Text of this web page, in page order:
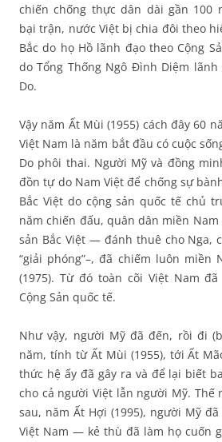
chiến chống thực dân dài gần 100
bại trận, nước Việt bị chia đôi theo
Bắc do họ Hồ lãnh đạo theo Cộng
do Tổng Thống Ngô Ðình Diệm
Do.
Vậy năm Ất Mùi (1955) cách đây 60
Việt Nam là năm bắt đầu có cuộc
Do phôi thai. Người Mỹ và đồng
đồn tự do Nam Việt để chống sự
Bắc Việt do cộng sản quốc tế chủ
năm chiến đấu, quân dân miền
sản Bắc Việt — đánh thuê cho Nga,
“giải phóng”–, đã chiếm luôn miền
(1975). Từ đó toàn cõi Việt Nam
Cộng Sản quốc tế.
Như vậy, người Mỹ đã đến, rồi đi
năm, tính từ Ất Mùi (1955), tới Ất
thức hệ ấy đã gây ra và để lại biết
cho cả người Việt lẫn người Mỹ. Thế
sau, năm Ất Hợi (1995), người Mỹ
Việt Nam — kẻ thù đã làm họ cuốn